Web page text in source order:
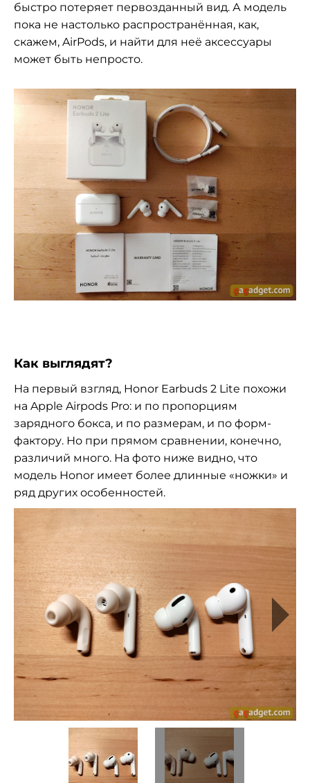
быстро потеряет первозданный вид. А модель
пока не настолько распространённая, как,
скажем, AirPods, и найти для неё аксессуары
может быть непросто.
Как выглядят?
На первый взгляд, Honor Earbuds 2 Lite похожи
на Apple Airpods Pro: и по пропорциям
зарядного бокса, и по размерам, и по форм-
фактору. Но при прямом сравнении, конечно,
различий много. На фото ниже видно, что
модель Honor имеет более длинные «ножки» и
ряд других особенностей.